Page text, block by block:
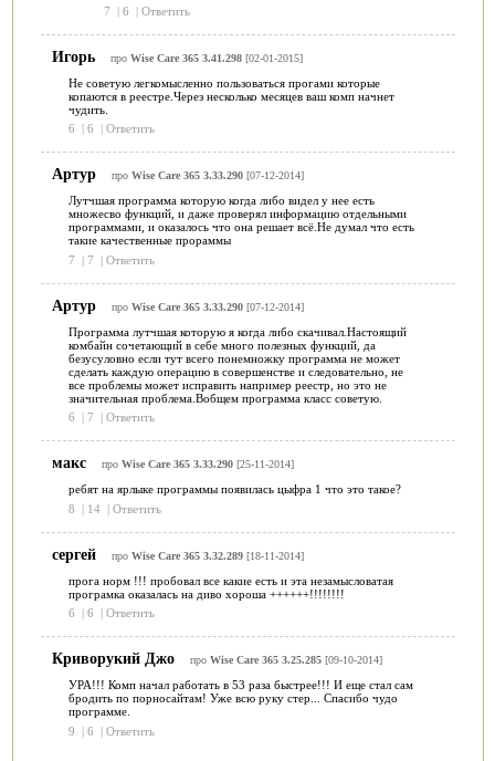
7 | 6 | Ответить
Игорь про Wise Care 365 3.41.298[02-01-2015]
Не советую легкомысленно пользоваться прогами которые
копаются в реестре.Через несколько месяцев ваш комп начнет
чудить.
6
| 6 | Ответить
Артур про Wise Care 365 3.33.290[07-12-2014]
Лутчшая программа которую когда либо видел у нее есть
множесво функций, и даже проверял информацию отдельными
программами, и оказалось что она решает всё.Не думал что есть
такие качественные прораммы
7
| 7 | Ответить
Артур про Wise Care 365 3.33.290[07-12-2014]
Программа лутчшая которую я когда либо скачивал.Настоящий
комбайн сочетающий в себе много полезных функций, да
безусуловно если тут всего понемножку программа не может
сделать каждую операцию в совершенстве и следовательно, не
все проблемы может исправить например реестр, но это не
значительная проблема.Вобщем программа класс советую.
6
| 7 | Ответить
макс про Wise Care 365 3.33.290[25-11-2014]
ребят на ярлыке программы появилась цыфра 1 что это такое?
8
| 14 | Ответить
сергей про Wise Care 365 3.32.289[18-11-2014]
прога норм !!! пробовал все какие есть и эта незамысловатая
програмка оказалась на диво хороша ++++++!!!!!!!!
6
| 6 | Ответить
Криворукий Джо про Wise Care 365 3.25.285[09-10-2014]
УРА!!! Комп начал работать в 53 раза быстрее!!! И еще стал сам
бродить по порносайтам! Уже всю руку стер... Спасибо чудо
программе.
9
| 6 | Ответить